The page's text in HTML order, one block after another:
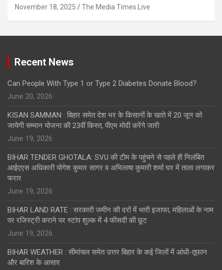
November 18, 2025 The Media Times.Live
Recent News
Can People With Type 1 or Type 2 Diabetes Donate Blood?
June 20, 2026
KISAN SAMMAN : बिहार समेत देश भर के किसानों के खाते में 20 जून को
जायेगी सम्मान योजना की 23वीं किस्त, पीएम मोदी करेंगे जारी
June 19, 2026
BIHAR TENDER GHOTALA: SVU की टीम के पहुंचने से पहले ही निलंबित
आईएएस अधिकारी योगेश कुमार सागर व अभिलाषा कुमारी शर्मा घर में ताला लगाकर
फरार
June 19, 2026
BIHAR LAND RATE : सरकारी जमीन की दरों में भारी इजाफा, महिलाओं के नाम
पर रजिस्ट्री कराने पर स्टांप शुल्क में 4 फीसदी की छूट
June 19, 2026
BIHAR WEATHER : सीमांचल समेत उत्तर बिहार के कई जिलों में आंधी-तूफान
और बारिश के आसार